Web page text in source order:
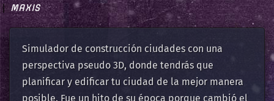
MAXIS
Simulador de construcción ciudades con una
perspectiva pseudo 3D, donde tendrás que
planificar y edificar tu ciudad de la mejor manera
posible. Fue un hito de su época porque cambió el